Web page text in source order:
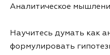
Аналитическое
Научитесь думать как
формулировать